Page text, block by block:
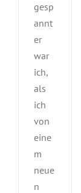
gesp
annt
er
war
ich,
als
ich
von
eine
m
neue
n